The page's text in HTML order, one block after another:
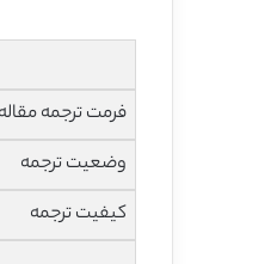
فرمت ترجمه مقاله
وضعیت ترجمه
کیفیت ترجمه